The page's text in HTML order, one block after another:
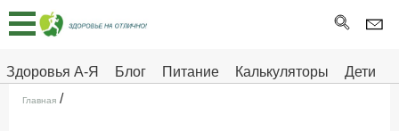
Здоровья А-Я Блог Питание Калькуляторы
Дети
Главная
Тесты
Про
Главная /